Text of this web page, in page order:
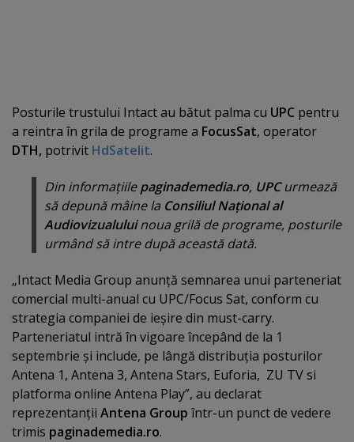
Posturile trustului Intact au bătut palma cu UPC pentru
a reintra în grila de programe a FocusSat, operator
DTH, potrivit HdSatelit.
Din informaţiilepaginademedia.ro, UPCurmează
să depună mâine la Consiliul Naţional al
Audiovizualuluinoua grilă de programe, posturile
urmând să intre după această dată.
„Intact Media Group anunţă semnarea unui parteneriat
comercial multi-anual cu UPC/Focus Sat, conform cu
strategia companiei de ieşire din must-carry.
Parteneriatul intră în vigoare începând de la 1
septembrie şi include, pe lângă distribuţia posturilor
Antena 1, Antena 3, Antena Stars, Euforia, ZU TV si
platforma online Antena Play”, au declarat
reprezentanţii Antena Group într-un punct de vedere
trimis paginademedia.ro.